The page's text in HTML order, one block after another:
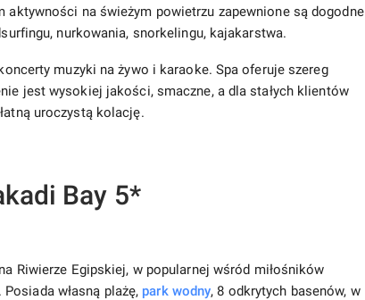
aktywności na świeżym powietrzu zapewnione są dogodne
nurkowania, snorkelingu, kajakarstwa.
muzyki na żywo i karaoke. Spa oferuje szereg
jest wysokiej jakości, smaczne, a dla stałych klientów
uroczystą kolację.
Bay 5*
Riwierze Egipskiej, w popularnej wśród miłośników
własną plażę, park wodny, 8 odkrytych basenów, w